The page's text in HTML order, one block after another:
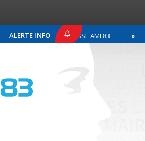
ALERTE INFO
COMMUNIQUÉ DE PRESSE AMF83